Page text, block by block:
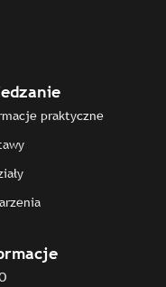
praktyczne